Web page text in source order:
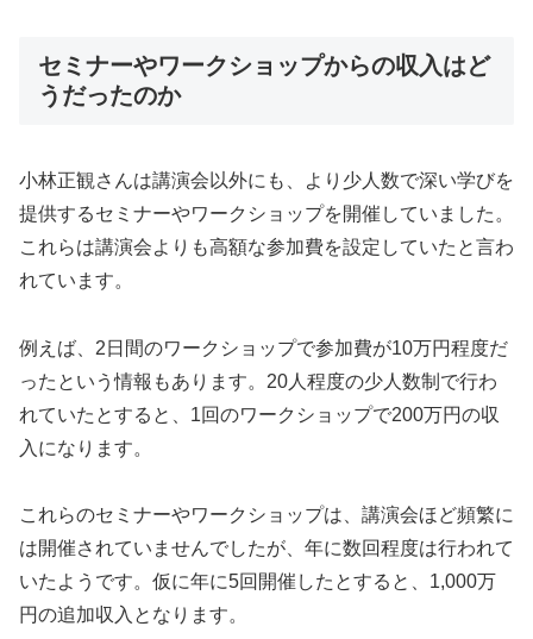
セミナーやワークショップからの収入はど
うだったのか
小林正観さんは講演会以外にも、より少人数で深い学びを
提供するセミナーやワークショップを開催していました。
これらは講演会よりも高額な参加費を設定していたと言わ
れています。
例えば、2日間のワークショップで参加費が10万円程度だ
ったという情報もあります。20人程度の少人数制で行わ
れていたとすると、1回のワークショップで200万円の収
入になります。
これらのセミナーやワークショップは、講演会ほど頻繁に
は開催されていませんでしたが、年に数回程度は行われて
いたようです。仮に年に5回開催したとすると、1,000万
円の追加収入となります。